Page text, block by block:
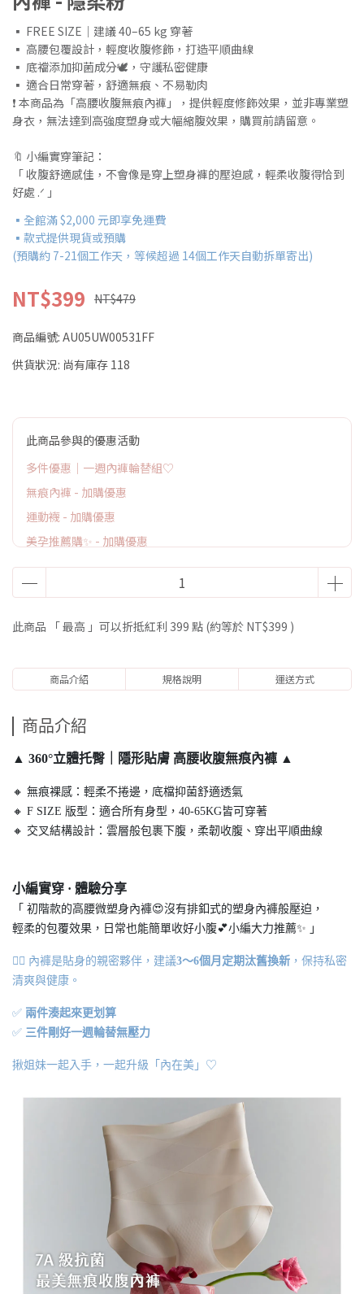
▪ FREE SIZE｜建議 40–65 kg 穿著
▪ 高腰包覆設計，輕度收腹修飾，打造平順曲線
▪ 底襠添加抑菌成分🕊️，守護私密健康
▪ 適合日常穿著，舒適無痕、不易勒肉
❗ 本商品為「高腰收腹無痕內褲」，提供輕度修飾效果，並非專業塑
身衣，無法達到高強度塑身或大幅縮腹效果，購買前請留意。
🔖 小編實穿筆記：
「 收腹舒適感佳，不會像是穿上塑身褲的壓迫感，輕柔收腹得恰到
好處 .ᐟ 」
▪全館滿 $2,000 元即享免運費
▪款式提供現貨或預購
(預購約 7-21個工作天，等候超過 14個工作天自動拆單寄出)
NT$399 NT$479
商品編號: AU05UW00531FF
供貨狀況: 尚有庫存 118
此商品參與的優惠活動
多件優惠｜一週內褲輪替組♡
無痕內褲 - 加購優惠
運動襪 - 加購優惠
美孕推薦購✨ - 加購優惠
此商品 「 最高 」可以折抵紅利 399 點 (約等於 NT$399 )
商品介紹 規格說明 運送方式
商品介紹
▲ 360°立體托臀｜隱形貼膚 高腰收腹無痕內褲 ▲
🔸 無痕裸感：輕柔不捲邊，底檔抑菌舒適透氣
🔸 F SIZE 版型：適合所有身型，40-65KG皆可穿著
🔸 交叉結構設計：雲層般包裹下腹，柔韌收腹、穿出平順曲線
小編實穿 · 體驗分享
「 初階款的高腰微塑身內褲😍沒有排釦式的塑身內褲般壓迫，
輕柔的包覆效果，日常也能簡單收好小腹💕小編大力推薦✨ 」
👯‍♀️ 內褲是貼身的親密夥伴，建議3～6個月定期汰舊換新 ，保持私密
清爽與健康。
✅ 兩件湊起來更划算
✅ 三件剛好一週輪替無壓力
揪姐妹一起入手，一起升級「內在美」♡